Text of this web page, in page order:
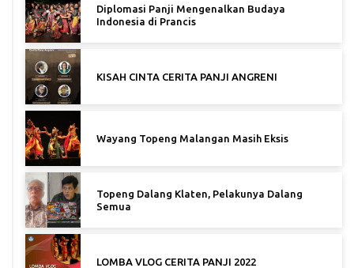
Diplomasi Panji Mengenalkan Budaya
Indonesia di Prancis
KISAH CINTA CERITA PANJI ANGRENI
Wayang Topeng Malangan Masih Eksis
Topeng Dalang Klaten, Pelakunya Dalang
Semua
LOMBA VLOG CERITA PANJI 2022